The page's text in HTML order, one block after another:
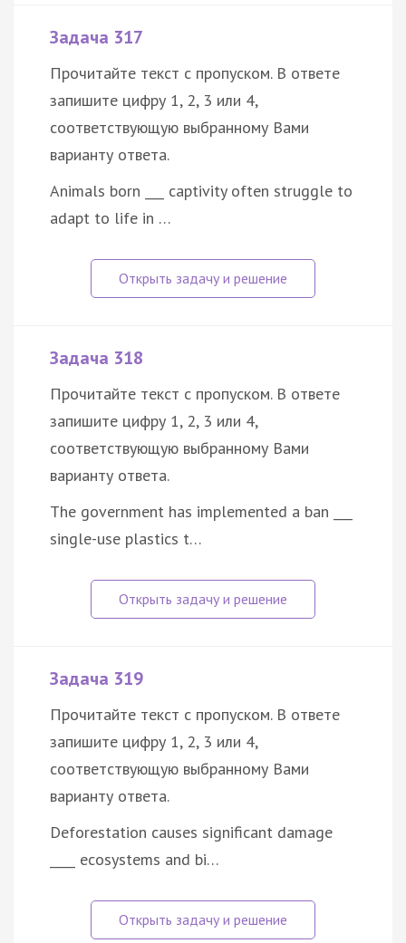
Задача 317
Прочитайте текст с пропуском. В ответе
запишите цифру 1, 2, 3 или 4,
соответствующую выбранному Вами
варианту ответа.
Animals born ___ captivity often struggle to
adapt to life in …
Задача 318
Прочитайте текст с пропуском. В ответе
запишите цифру 1, 2, 3 или 4,
соответствующую выбранному Вами
варианту ответа.
The government has implemented a ban ___
single-use plastics t…
Задача 319
Прочитайте текст с пропуском. В ответе
запишите цифру 1, 2, 3 или 4,
соответствующую выбранному Вами
варианту ответа.
Deforestation causes significant damage
____ ecosystems and bi…